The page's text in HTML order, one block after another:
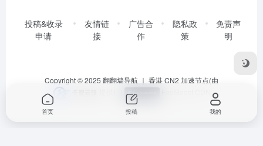
投稿&收录
申请
友情链
接
广告合
作
隐私政
策
免责声
明
Copyright © 2025 翻翻墙导航 ｜ 香港 CN2 加速节点(由
首页 投稿 我的